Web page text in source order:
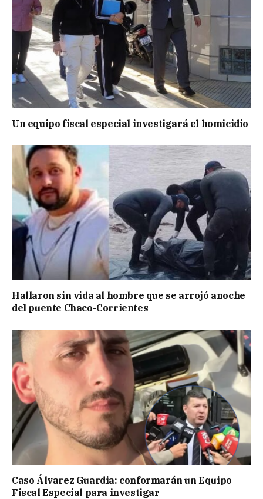
Un equipo fiscal especial investigará el homicidio
Hallaron sin vida al hombre que se arrojó anoche
del puente Chaco-Corrientes
Caso Álvarez Guardia: conformarán un Equipo
Fiscal Especial para investigar